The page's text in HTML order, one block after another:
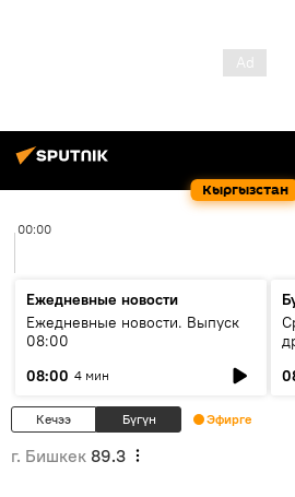
Кыргызстан
00:00
Ежедневные новости
Ежедневные новости. Выпуск
08:00
08:00 4 мин
Кечээ Бүгүн Эфирге
г. Бишкек 89.3